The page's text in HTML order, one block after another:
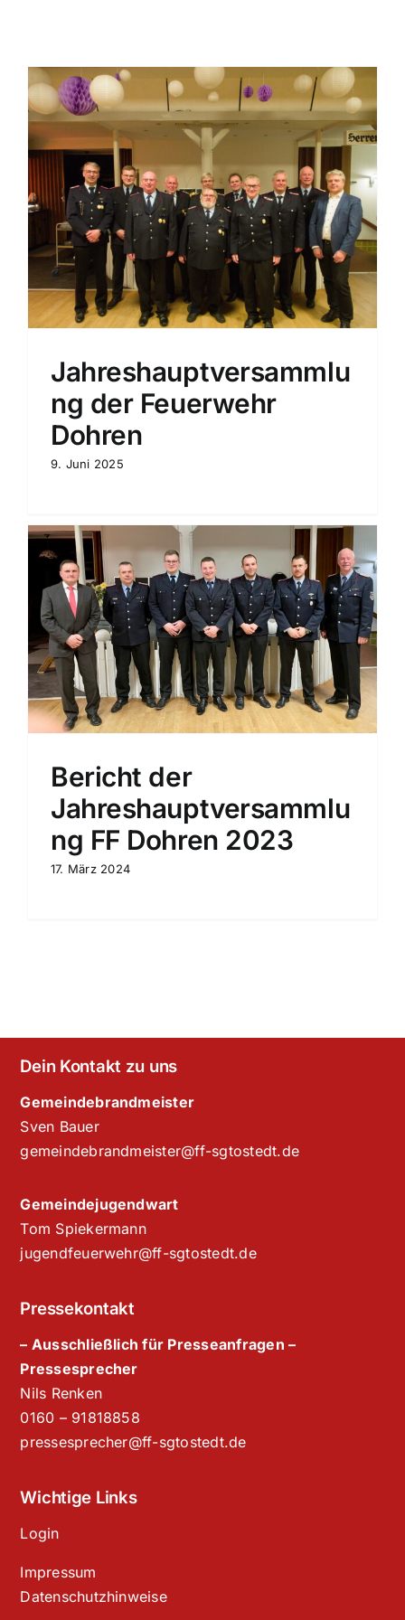
Jahreshauptversammlu
ng der Feuerwehr
Dohren
9. Juni 2025
Bericht der
Jahreshauptversammlu
ng FF Dohren 2023
17. März 2024
Dein Kontakt zu uns
Gemeindebrandmeister
Sven Bauer
gemeindebrandmeister@ff-sgtostedt.de
Gemeindejugendwart
Tom Spiekermann
jugendfeuerwehr@ff-sgtostedt.de
Pressekontakt
– Ausschließlich für Presseanfragen –
Pressesprecher
Nils Renken
‭0160 – 91818858‬
pressesprecher@ff-sgtostedt.de
Wichtige Links
Login
Impressum
Datenschutzhinweise